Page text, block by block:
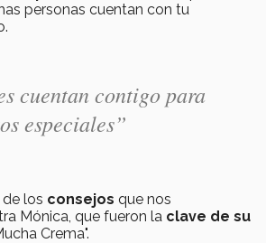
personas cuentan con tu
cuentan contigo para
especiales”
los consejos que nos
Mónica, que fueron la clave de su
Crema".